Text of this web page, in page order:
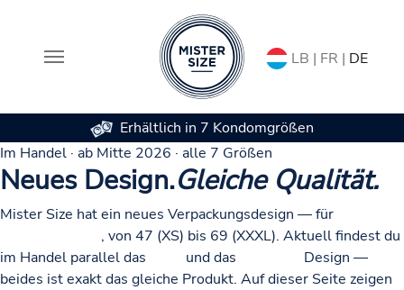
Zum Hauptinhalt springen
LB | FR | DE
Erhältlich in 7 Kondomgrößen
Im Handel · ab Mitte 2026 · alle 7 Größen
Neues Design.Gleiche Qualität.
Mister Size hat ein neues Verpackungsdesign — für
, von 47 (XS) bis 69 (XXXL). Aktuell findest du
im Handel parallel das
und das
Design —
beides ist exakt das gleiche Produkt. Auf dieser Seite zeigen